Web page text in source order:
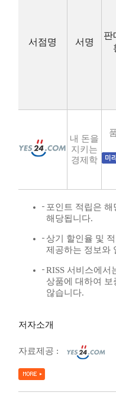
서점명 서명
판
내 돈을
지키는
경제학
포인트 적립은
해당됩니다.
상기 할인율 및
제공하는 정보와
RISS 서비스에서
상품에 대하여 보
않습니다.
저자소개
자료제공 :